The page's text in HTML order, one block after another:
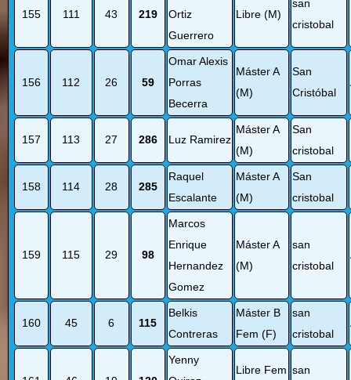
155 111 43 219
Ortiz
Guerrero
Libre (M)
san
cristobal
156 112 26 59
Omar Alexis
Porras
Becerra
Máster A
(M)
San
Cristóbal
157 113 27 286 Luz Ramirez
Máster A
(M)
San
cristobal
158 114 28 285
Raquel
Escalante
Máster A
(M)
San
cristobal
159 115 29 98
Marcos
Enrique
Hernandez
Gomez
Máster A
(M)
san
cristobal
160 45 6 115
Belkis
Contreras
Máster B
Fem (F)
san
cristobal
Yenny
Libre Fem san